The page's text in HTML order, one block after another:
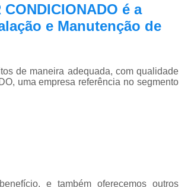
Pmoc Plano de Manutenção
Retrofit de Sistema de Ar
Sistema de Ar Condicionado
é a
e Manutenção de
de maneira adequada, com qualidade
uma empresa referência no segmento
e também oferecemos outros